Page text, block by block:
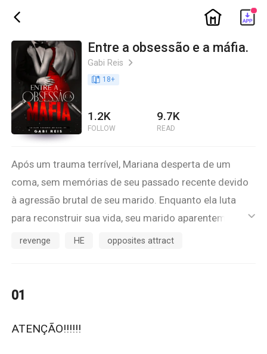
ic_back ic_home
Entre a obsessão e a máfia.
Gabi Reis ic_arrow_right
book_age 18+
1.2K
FOLLOW
9.7K
READ
Após um trauma terrível, Mariana desperta de um
coma, sem memórias de seu passado recente devido
à agressão brutal de seu marido. Enquanto ela luta
para reconstruir sua vida, seu marido aparentemente
muda seu comportamento, mas o passado sombrio
uma onda de memórias esquecidas. Impulsionada
noite. Por um golpe do destino, um encontro com um
ic_default
revenge HE opposites attract
01
ATENÇÃO!!!!!!